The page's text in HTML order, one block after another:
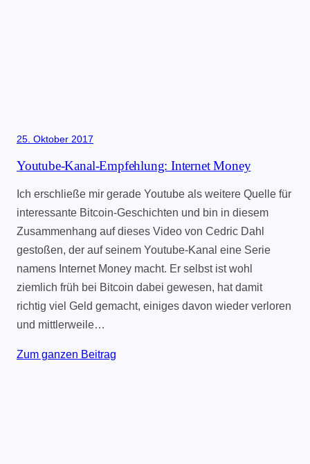
25. Oktober 2017
Youtube-Kanal-Empfehlung: Internet Money
Ich erschließe mir gerade Youtube als weitere Quelle für
interessante Bitcoin-Geschichten und bin in diesem
Zusammenhang auf dieses Video von Cedric Dahl
gestoßen, der auf seinem Youtube-Kanal eine Serie
namens Internet Money macht. Er selbst ist wohl
ziemlich früh bei Bitcoin dabei gewesen, hat damit
richtig viel Geld gemacht, einiges davon wieder verloren
und mittlerweile…
Zum ganzen Beitrag